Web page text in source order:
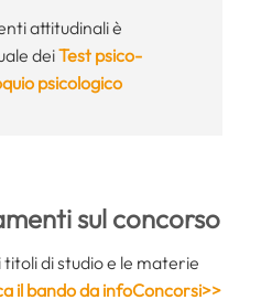
attitudinali è
deiTest psico-
psicologico
sul concorso
di studio e le materie
il bando da infoConcorsi>>